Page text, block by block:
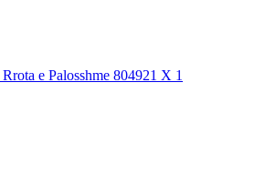
e Palosshme 804921 X 1